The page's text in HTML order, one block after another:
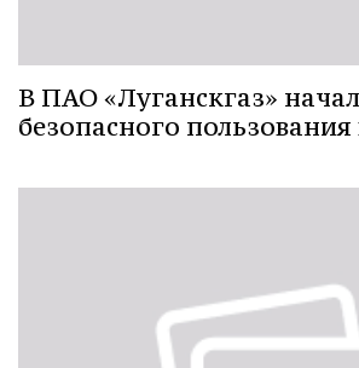
В ПАО «Луганскгаз»
безопасного пользования